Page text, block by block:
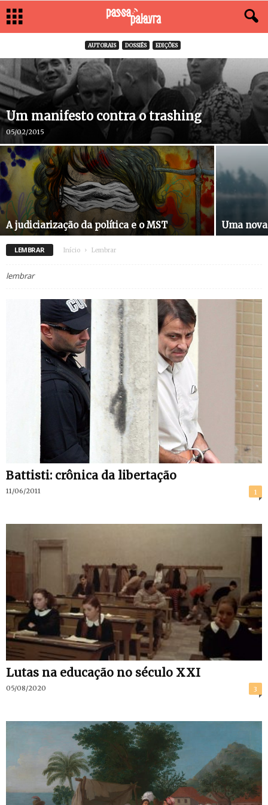
AUTORAIS DOSSIÊS EDIÇÕES
Um manifesto contra o trashing
05/02/2015
A judiciarização da política e o MST Uma
LEMBRAR Início Lembrar
lembrar
Battisti: crônica da libertação
11/06/2011 1
Lutas na educação no século XXI
05/08/2020 3